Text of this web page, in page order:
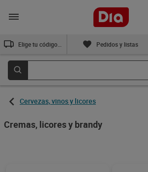
Pedidos y listas
Cervezas, vinos y licores
Cremas, licores y brandy